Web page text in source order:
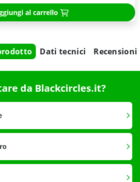
al carrello
Dati tecnici Recensioni
da Blackcircles.it?